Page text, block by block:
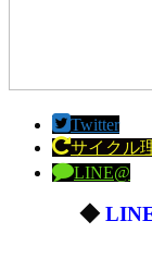
Twitter
サイクル
LINE@
◆